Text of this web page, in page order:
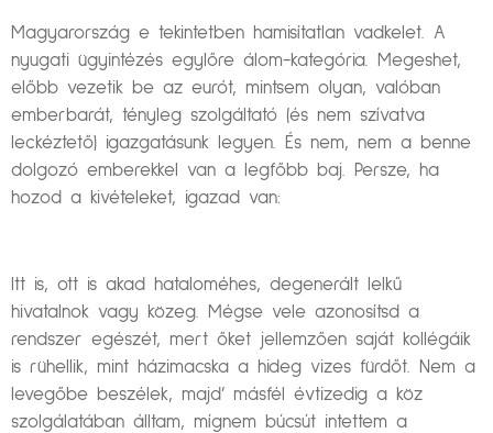
Magyarország e tekintetben hamisítatlan vadkelet. A
nyugati ügyintézés egylőre álom-kategória. Megeshet,
előbb vezetik be az eurót, mintsem olyan, valóban
emberbarát, tényleg szolgáltató (és nem szívatva
leckéztető) igazgatásunk legyen. És nem, nem a benne
dolgozó emberekkel van a legfőbb baj. Persze, ha
hozod a kivételeket, igazad van:
Itt is, ott is akad hataloméhes, degenerált lelkű
hivatalnok vagy közeg. Mégse vele azonosítsd a
rendszer egészét, mert őket jellemzően saját kollégáik
is rühellik, mint házimacska a hideg vizes fürdőt. Nem a
levegőbe beszélek, majd’ másfél évtizedig a köz
szolgálatában álltam, mígnem búcsút intettem a